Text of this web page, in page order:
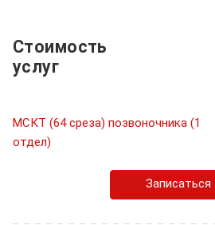
Стоимость
услуг
МСКТ (64 среза) позвоночника (1
отдел)
Записаться